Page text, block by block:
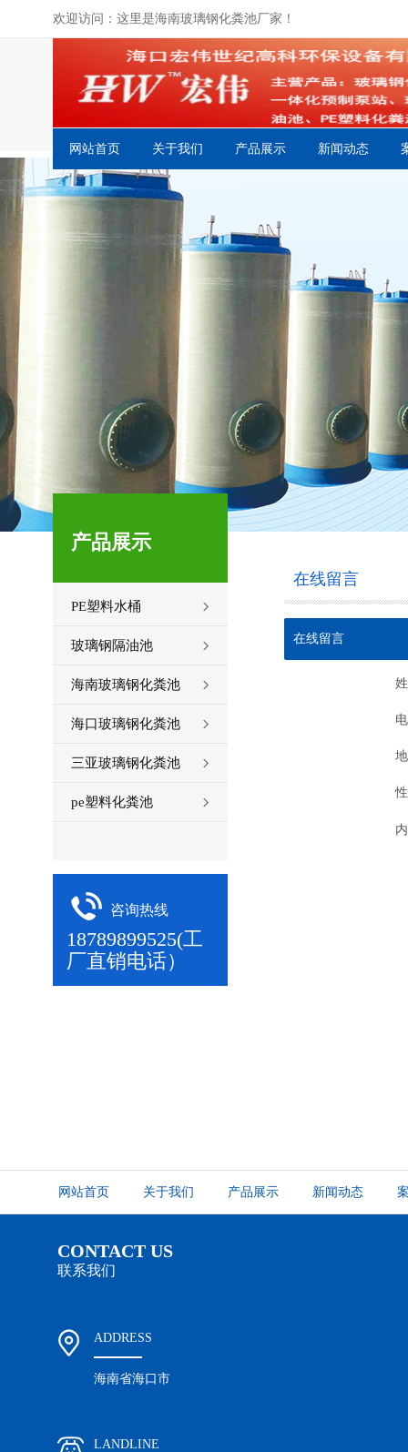
欢迎访问：这里是海南玻璃钢化粪池厂家！
网站首页 关于我们 产品展示 新闻动态
产品展示
PE塑料水桶
玻璃钢隔油池
海南玻璃钢化粪池
海口玻璃钢化粪池
三亚玻璃钢化粪池
pe塑料化粪池
咨询热线
18789899525(工
厂直销电话）
在线留言
在线留言
网站首页 关于我们 产品展示 新闻动态
CONTACT US
联系我们
ADDRESS
海南省海口市
LANDLINE